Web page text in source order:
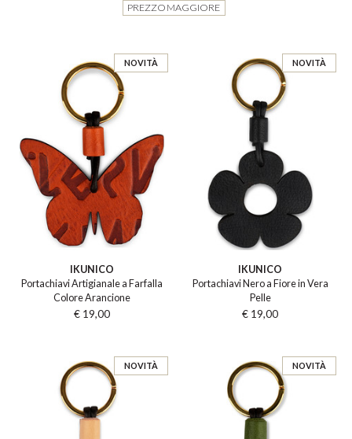
PREZZO MAGGIORE
NOVITÀ
IKUNICO
Portachiavi Artigianale a Farfalla
Colore Arancione
€ 19,00
NOVITÀ
IKUNICO
Portachiavi Nero a Fiore in Vera
Pelle
€ 19,00
NOVITÀ NOVITÀ